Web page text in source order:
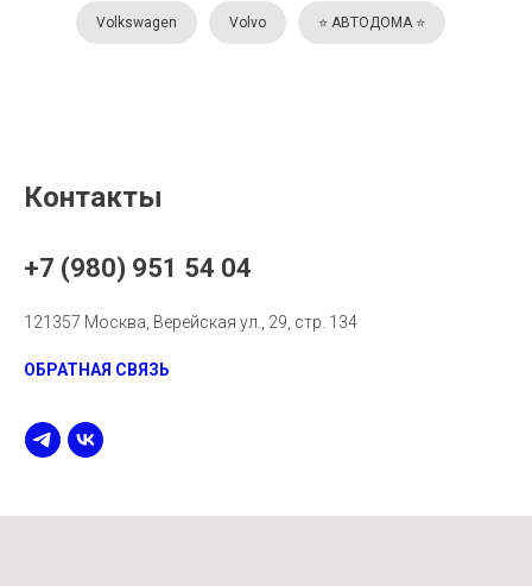
Volkswagen Volvo ⭐️ АВТОДОМА ⭐️
Контакты
+7 (980) 951 54 04
121357 Москва, Верейская ул., 29, стр. 134
ОБРАТНАЯ СВЯЗЬ